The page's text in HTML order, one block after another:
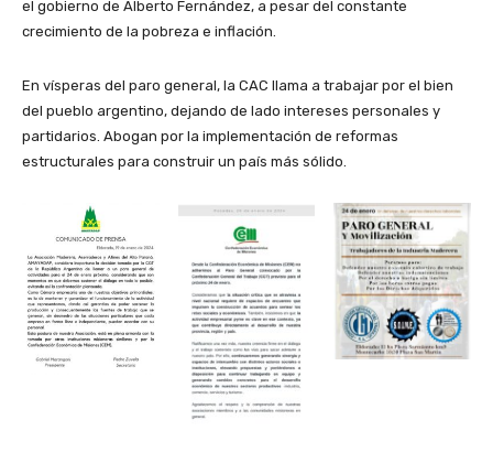
el gobierno de Alberto Fernández, a pesar del constante
crecimiento de la pobreza e inflación.
En vísperas del paro general, la CAC llama a trabajar por el bien
del pueblo argentino, dejando de lado intereses personales y
partidarios. Abogan por la implementación de reformas
estructurales para construir un país más sólido.